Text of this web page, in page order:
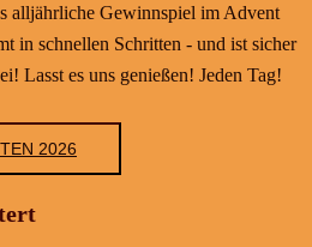
alljährliche Gewinnspiel im Advent
in schnellen Schritten - und ist sicher
Lasst es uns genießen! Jeden Tag!
2026